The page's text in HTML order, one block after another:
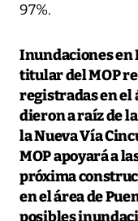
97%.
Inundaciones en
titular del MOP
registradas en el
dieron a raíz de
la Nueva Vía
MOP apoyará a
próxima
en el área de
posibles